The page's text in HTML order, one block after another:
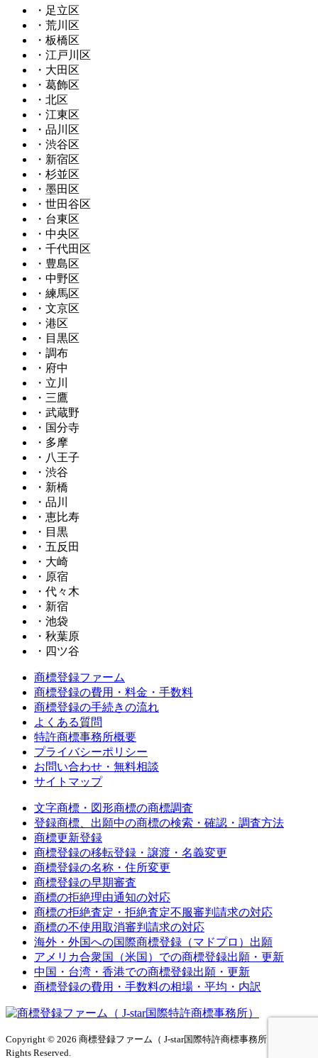
・足立区
・荒川区
・板橋区
・江戸川区
・大田区
・葛飾区
・北区
・江東区
・品川区
・渋谷区
・新宿区
・杉並区
・墨田区
・世田谷区
・台東区
・中央区
・千代田区
・豊島区
・中野区
・練馬区
・文京区
・港区
・目黒区
・調布
・府中
・立川
・三鷹
・武蔵野
・国分寺
・多摩
・八王子
・渋谷
・新橋
・品川
・恵比寿
・目黒
・五反田
・大崎
・原宿
・代々木
・新宿
・池袋
・秋葉原
・四ツ谷
商標登録ファーム
商標登録の費用・料金・手数料
商標登録の手続きの流れ
よくある質問
特許商標事務所概要
プライバシーポリシー
お問い合わせ・無料相談
サイトマップ
文字商標・図形商標の商標調査
登録商標、出願中の商標の検索・確認・調査方法
商標更新登録
商標登録の移転登録・譲渡・名義変更
商標登録の名称・住所変更
商標登録の早期審査
商標の拒絶理由通知の対応
商標の拒絶査定・拒絶査定不服審判請求の対応
商標の不使用取消審判請求の対応
海外・外国への国際商標登録（マドプロ）出願
アメリカ合衆国（米国）での商標登録出願・更新
中国・台湾・香港での商標登録出願・更新
商標登録の費用・手数料の相場・平均・内訳
Copyright © 2026 商標登録ファーム（ J-star国際特許商標事務所）All
Rights Reserved.